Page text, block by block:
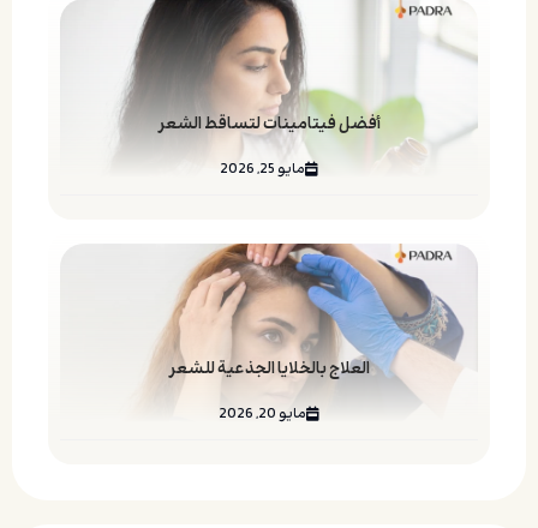
أفضل فيتامينات لتساقط الشعر
مايو 25, 2026
العلاج بالخلايا الجذعية للشعر
مايو 20, 2026